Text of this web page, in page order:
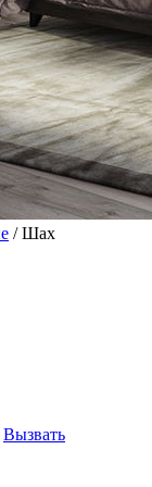
/ Шах
Вызвать